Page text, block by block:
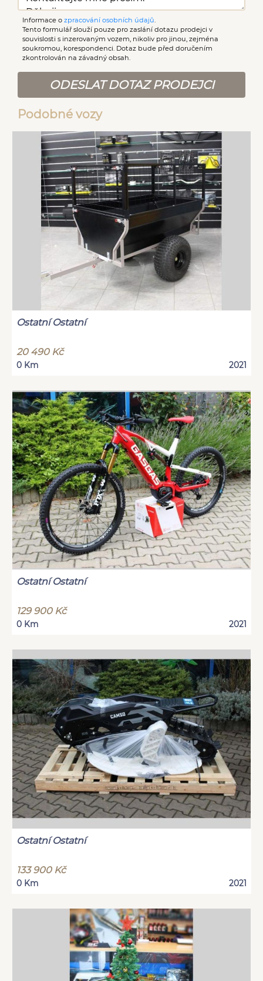
Informace o zpracování osobních údajů
Tento formulář slouží pouze pro zaslání dotazu prodejci v
souvislosti s inzerovaným vozem, nikoliv pro jinou, zejména
soukromou, korespondenci. Dotaz bude před doručením
zkontrolován na závadný obsah.
ODESLAT DOTAZ PRODEJCI
Podobné vozy
Ostatní Ostatní
20 490 Kč
0 Km 2021
Ostatní Ostatní
129 900 Kč
0 Km 2021
Ostatní Ostatní
133 900 Kč
0 Km 2021